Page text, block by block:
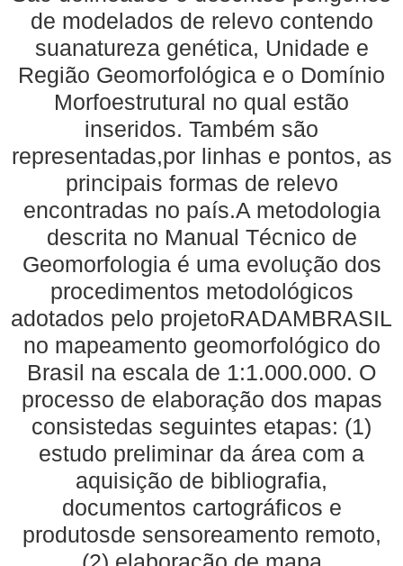
de modelados de relevo contendo
suanatureza genética, Unidade e
Região Geomorfológica e o Domínio
Morfoestrutural no qual estão
inseridos. Também são
representadas,por linhas e pontos, as
principais formas de relevo
encontradas no país.A metodologia
descrita no Manual Técnico de
Geomorfologia é uma evolução dos
procedimentos metodológicos
adotados pelo projetoRADAMBRASIL
no mapeamento geomorfológico do
Brasil na escala de 1:1.000.000. O
processo de elaboração dos mapas
consistedas seguintes etapas: (1)
estudo preliminar da área com a
aquisição de bibliografia,
documentos cartográficos e
produtosde sensoreamento remoto,